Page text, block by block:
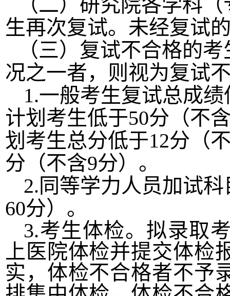
（二）研究院各学科
生再次复试。未经复试
（三）复试不合格的
况之一者，则视为复试
1.一般考生复试总成绩
计划考生低于50分（不
划考生总分低于12分（
分（不含9分）。
2.同等学力人员加试
60分）。
3.考生体检。 拟录取
上医院体检并提交体检
实，体检不合格者不予